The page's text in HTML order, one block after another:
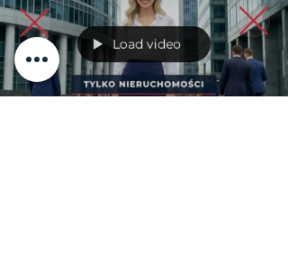
środki na oddłużenie lub inwestycje,
swój majątek. Zdalny audyt i decyzja w 120
minut!
Load video